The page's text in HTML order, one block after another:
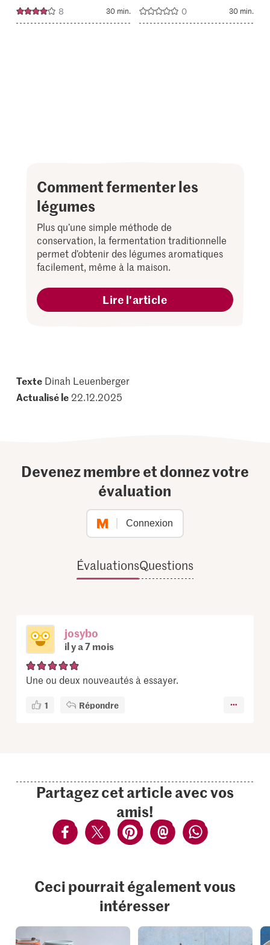
8 30 min. 0 30 min.
Comment fermenter les
légumes
Plus qu’une simple méthode de
conservation, la fermentation traditionnelle
permet d’obtenir des légumes aromatiques
facilement, même à la maison.
Lire l'article
Texte Dinah Leuenberger
Actualisé le 22.12.2025
Devenez membre et donnez votre
évaluation
Connexion
ÉvaluationsQuestions
josybo
il y a 7 mois
Une ou deux nouveautés à essayer.
1 Répondre
Partagez cet article avec vos
amis!
Ceci pourrait également vous
intéresser